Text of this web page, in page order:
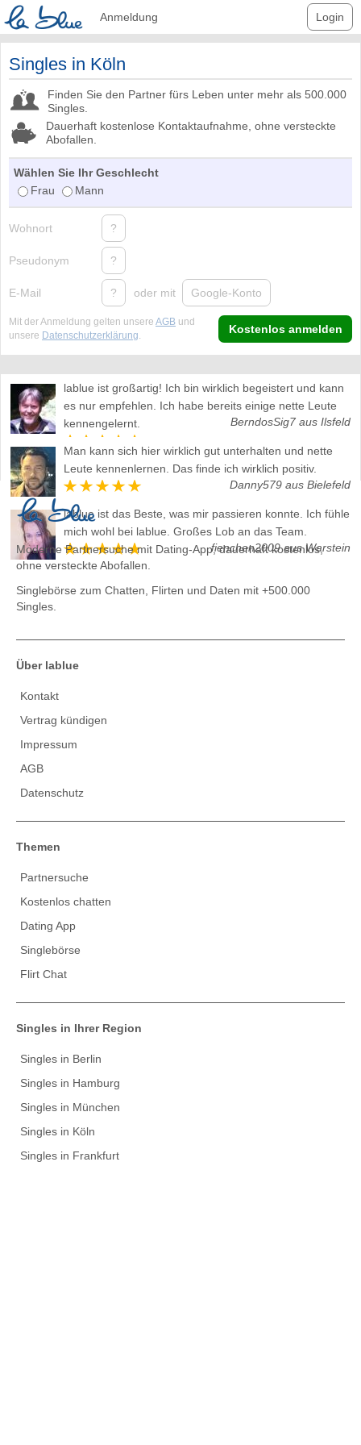
Anmeldung Login
Singles in Köln
Finden Sie den Partner fürs Leben unter mehr als 500.000
Singles.
Dauerhaft kostenlose Kontaktaufnahme, ohne versteckte
Abofallen.
Wählen Sie Ihr Geschlecht
Frau
Mann
Wohnort ?
Pseudonym ?
E-Mail ? oder mit Google-Konto
Mit der Anmeldung gelten unsere AGB und
unsere Datenschutzerklärung. Kostenlos anmelden
lablue ist großartig! Ich bin wirklich begeistert und kann
es nur empfehlen. Ich habe bereits einige nette Leute
kennengelernt.
BerndosSig7 aus Ilsfeld
Man kann sich hier wirklich gut unterhalten und nette
Leute kennenlernen. Das finde ich wirklich positiv.
Danny579 aus Bielefeld
lablue ist das Beste, was mir passieren konnte. Ich fühle
mich wohl bei lablue. Großes Lob an das Team.
fienchen2009 aus Warstein
Moderne Partnersuche mit Dating-App, dauerhaft kostenlos,
ohne versteckte Abofallen.
Singlebörse zum Chatten, Flirten und Daten mit +500.000
Singles.
Über lablue
Kontakt
Vertrag kündigen
Impressum
AGB
Datenschutz
Themen
Partnersuche
Kostenlos chatten
Dating App
Singlebörse
Flirt Chat
Singles in Ihrer Region
Singles in Berlin
Singles in Hamburg
Singles in München
Singles in Köln
Singles in Frankfurt